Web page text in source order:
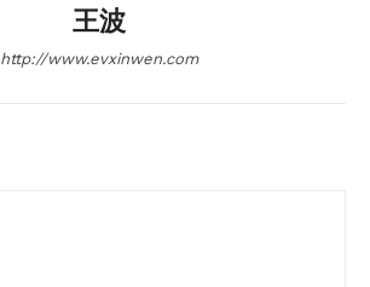
News Week
王波
http://www.evxinwen.com